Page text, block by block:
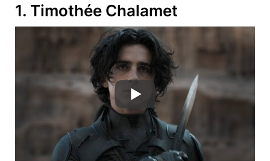
1. Timothée Chalamet